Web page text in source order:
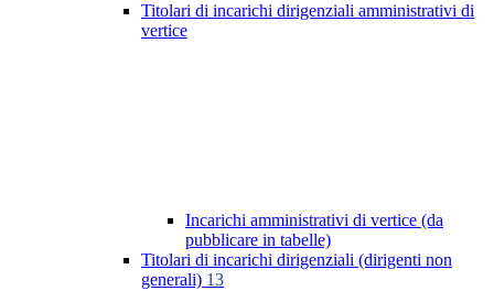
Titolari di incarichi dirigenziali amministrativi di
vertice
Incarichi amministrativi di vertice (da
pubblicare in tabelle)
Titolari di incarichi dirigenziali (dirigenti non
generali) 13